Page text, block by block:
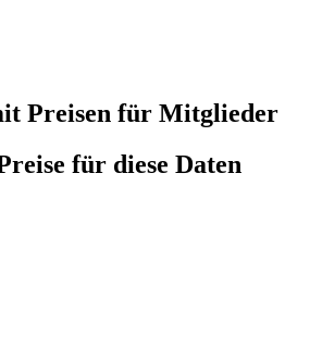
Preisen für Mitglieder
für diese Daten